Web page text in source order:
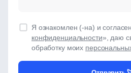
Я ознакомлен (-на) и
конфиденциальности», даю
обработку моих